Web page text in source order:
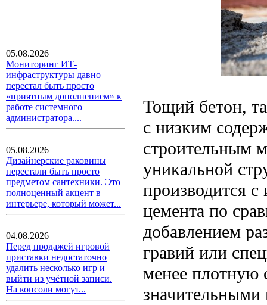
05.08.2026
Мониторинг ИТ-
инфраструктуры давно
перестал быть просто
«приятным дополнением» к
работе системного
администратора....
05.08.2026
Дизайнерские раковины
перестали быть просто
предметом сантехники. Это
полноценный акцент в
интерьере, который может...
04.08.2026
Перед продажей игровой
приставки недостаточно
удалить несколько игр и
выйти из учётной записи.
На консоли могут...
Тощий бетон,
с низким
строительным
уникальной
производится
цемента по
добавлением
гравий или
менее плотную